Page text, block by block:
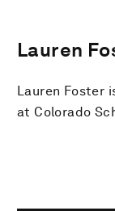
Lauren
Lauren Foster
at Colorado